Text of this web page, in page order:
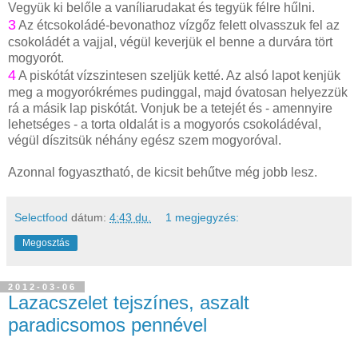
Vegyük ki belőle a vaníliarudakat és tegyük félre hűlni.
3Az étcsokoládé-bevonathoz vízgőz felett olvasszuk fel az
csokoládét a vajjal, végül keverjük el benne a durvára tört
mogyorót.
4A piskótát vízszintesen szeljük ketté. Az alsó lapot kenjük
meg a mogyorókrémes pudinggal, majd óvatosan helyezzük
rá a másik lap piskótát. Vonjuk be a tetejét és - amennyire
lehetséges - a torta oldalát is a mogyorós csokoládéval,
végül díszitsük néhány egész szem mogyoróval.
Azonnal fogyasztható, de kicsit behűtve még jobb lesz.
Selectfood dátum: 4:43 du. 1 megjegyzés:
Megosztás
2012-03-06
Lazacszelet tejszínes, aszalt
paradicsomos pennével